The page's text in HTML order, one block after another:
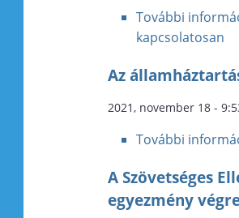
További
kapcsolatosan
Az
2021, november 18 -
További
A Szövetséges
egyezmény